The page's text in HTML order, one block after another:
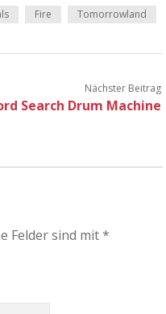
Fire Tomorrowland
Nächster Beitrag
Search Drum Machine
Felder sind mit*